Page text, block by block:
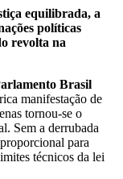
equilibrada, a
políticas
revolta na
Brasil
manifestação de
tornou-se o
Sem a derrubada
para
técnicos da lei